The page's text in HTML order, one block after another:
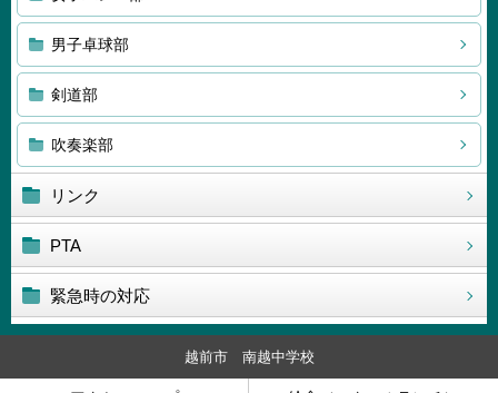
男子卓球部
剣道部
吹奏楽部
リンク
PTA
緊急時の対応
越前市 南越中学校